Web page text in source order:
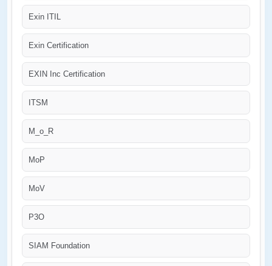
Exin ITIL
Exin Certification
EXIN Inc Certification
ITSM
M_o_R
MoP
MoV
P3O
SIAM Foundation